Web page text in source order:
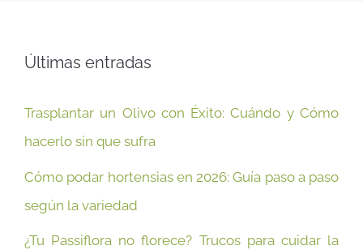
Últimas entradas
Trasplantar un Olivo con Éxito: Cuándo y Cómo
hacerlo sin que sufra
Cómo podar hortensias en 2026: Guía paso a paso
según la variedad
¿Tu Passiflora no florece? Trucos para cuidar la